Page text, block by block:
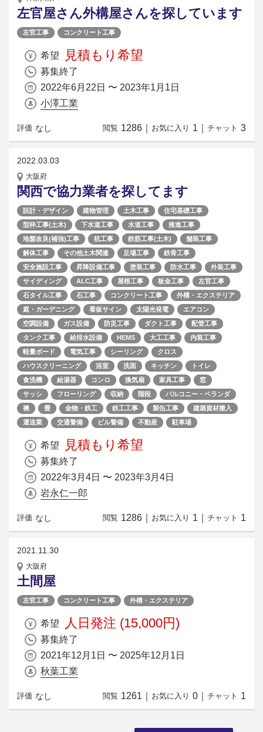
左官屋さん外構屋さんを探しています
左官工事 コンクリート工事
希望 見積もり希望
募集終了
2022年6月22日 〜 2023年1月1日
小澤工業
評価 なし 閲覧 1286 お気に入り 1 チャット 3
2022.03.03
大阪府
関西で協力業者を探してます
設計・デザイン 建物管理 土木工事
住宅基礎工事
型枠工事(土木)
下水道工事 水道工事
推進工事
地盤改良(補強)工事
杭工事 鉄筋工事(土木)
舗装工事
解体工事
その他土木関連 足場工事
鉄骨工事
安全施設工事
昇降設備工事 塗装工事 防水工事
外装工事
サイディング
ALC工事 屋根工事 板金工事
左官工事
石タイル工事
石工事 コンクリート工事
外構・エクステリア
庭・ガーデニング
看板サイン 太陽光発電
エアコン
空調設備
ガス設備 防災工事 ダクト工事
配管工事
タンク工事
給排水設備 HEMS 大工工事
内装工事
軽量ボード
電気工事 シーリング
クロス
ハウスクリーニング
浴室 洗面 キッチン
トイレ
食洗機
給湯器 コンロ 換気扇 家具工事
窓
サッシ
フローリング 収納 階段
バルコニー・ベランダ
襖
畳 金物・鉄工 鉄工工事 製缶工事
建築資材搬入
運送業
交通警備 ビル警備 不動産 駐車場
希望 見積もり希望
募集終了
2022年3月4日 〜 2023年3月4日
岩永仁一郎
評価 なし 閲覧 1286 お気に入り 1 チャット 1
2021.11.30
大阪府
土間屋
左官工事 コンクリート工事 外構・エクステリア
希望 人日発注 (15,000円)
募集終了
2021年12月1日 〜 2025年12月1日
秋葉工業
評価 なし 閲覧 1261 お気に入り 0 チャット 1